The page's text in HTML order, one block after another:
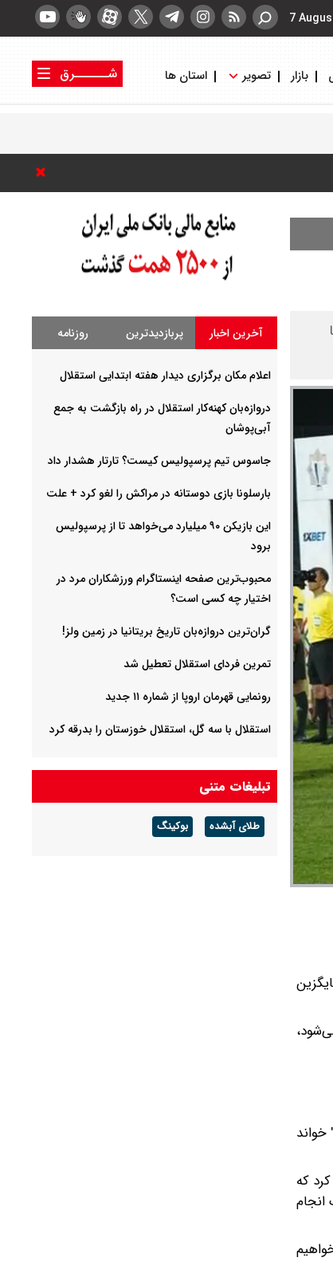
7
بازار تصویر استان ها
شــــــرق
را "بسیار بحث‌برانگیز" خواند
که
انجام
آخرین اخبار پربازدیدترین روزنامه
اعلام مکان برگزاری دیدار هفته ابتدایی استقلال
دروازه‌بان کهنه‌کار استقلال در راه بازگشت به جمع
آبی‌پوشان
جاسوس تیم پرسپولیس کیست؟ تارتار هشدار داد
بارسلونا بازی دوستانه در مراکش را لغو کرد + علت
این بازیکن ۹۰ میلیارد می‌خواهد تا از پرسپولیس
برود
محبوب‌ترین صفحه اینستاگرام ورزشکاران مرد در
اختیار چه کسی است؟
گران‌ترین دروازه‌بان تاریخ بریتانیا در زمین ولز!
تمرین فردای استقلال تعطیل شد
رونمایی قهرمان اروپا از شماره ۱۱ جدید
استقلال با سه گل، استقلال خوزستان را بدرقه کرد
تبلیغات متنی
طلای آبشده بوکینگ